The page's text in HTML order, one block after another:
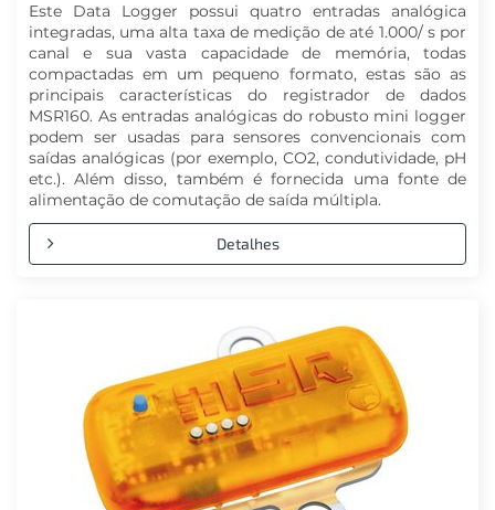
Este Data Logger possui quatro entradas analógica
integradas, uma alta taxa de medição de até 1.000/ s por
canal e sua vasta capacidade de memória, todas
compactadas em um pequeno formato, estas são as
principais características do registrador de dados
MSR160. As entradas analógicas do robusto mini logger
podem ser usadas para sensores convencionais com
saídas analógicas (por exemplo, CO2, condutividade, pH
etc.). Além disso, também é fornecida uma fonte de
alimentação de comutação de saída múltipla.
Detalhes